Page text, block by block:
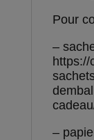
Pour
–
https://
–